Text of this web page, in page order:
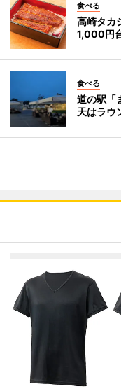
食べる
高崎タカ
1,000円
食べる
道の駅「
天はラウ